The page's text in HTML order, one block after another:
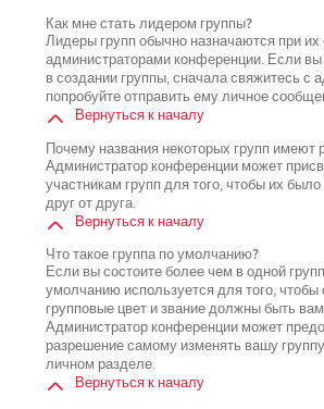
Как мне стать лидером группы?
Лидеры групп обычно назначаются при их
администраторами конференции. Если вы
в создании группы, сначала свяжитесь с
попробуйте отправить ему личное
Вернуться к началу
Почему названия некоторых групп имеют
Администратор конференции может
участникам групп для того, чтобы их
друг от друга.
Вернуться к началу
Что такое группа по умолчанию?
Если вы состоите более чем в одной
умолчанию используется для того, чтобы
групповые цвет и звание должны быть
Администратор конференции может
разрешение самому изменять вашу
личном разделе.
Вернуться к началу